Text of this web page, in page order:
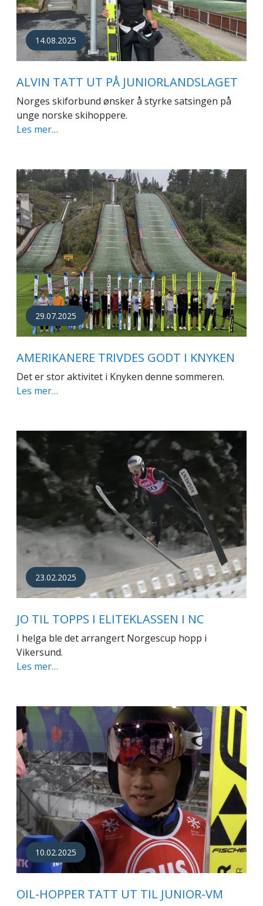
14.08.2025
ALVIN TATT UT PÅ JUNIORLANDSLAGET
Norges skiforbund ønsker å styrke satsingen på
unge norske skihoppere.
Les mer…
29.07.2025
AMERIKANERE TRIVDES GODT I KNYKEN
Det er stor aktivitet i Knyken denne sommeren.
Les mer…
23.02.2025
JO TIL TOPPS I ELITEKLASSEN I NC
I helga ble det arrangert Norgescup hopp i
Vikersund.
Les mer…
10.02.2025
OIL-HOPPER TATT UT TIL JUNIOR-VM